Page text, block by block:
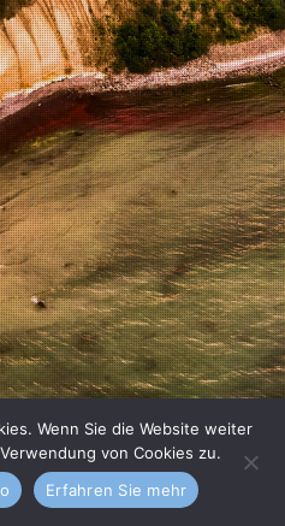
Wenn Sie die Website weiter
von Cookies zu.
Erfahren Sie mehr